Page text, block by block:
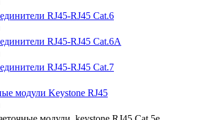
RJ45-RJ45 Cat.6
RJ45-RJ45 Cat.6A
RJ45-RJ45 Cat.7
модули Keystone RJ45